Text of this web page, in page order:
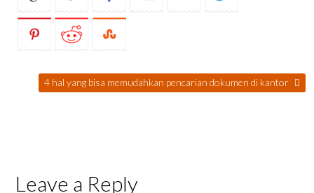
4 hal yang bisa memudahkan pencarian dokumen di kantor
Leave a Reply